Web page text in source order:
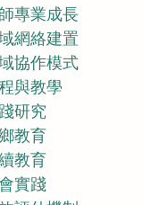
專業成長
網絡建置
協作模式
與教學
研究
教育
教育
實踐